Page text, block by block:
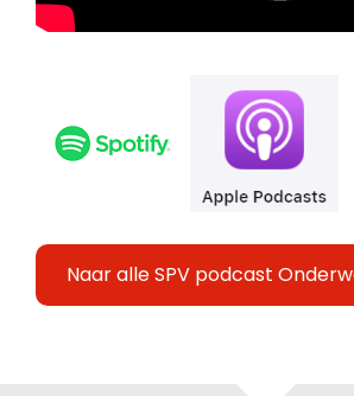
Naar alle SPV podcast